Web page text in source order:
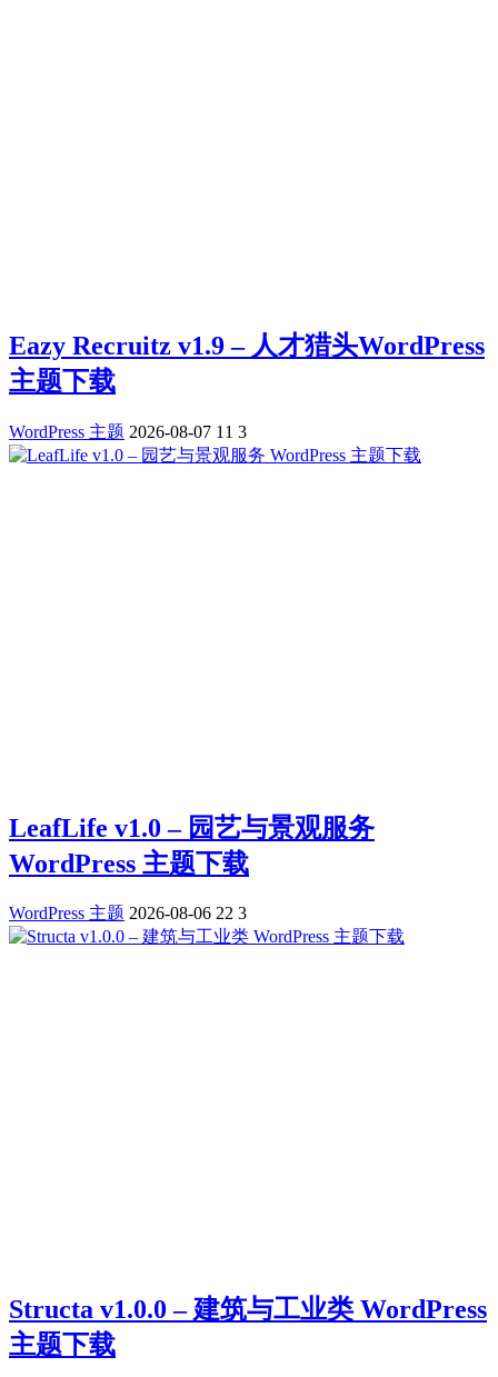
Eazy Recruitz v1.9 – 人才猎头WordPress
主题下载
WordPress 主题 2026-08-07 11 3
LeafLife v1.0 – 园艺与景观服务
WordPress 主题下载
WordPress 主题 2026-08-06 22 3
Structa v1.0.0 – 建筑与工业类 WordPress
主题下载